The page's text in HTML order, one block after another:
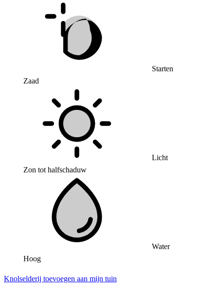
Starten
Zaad
Licht
Zon tot halfschaduw
Water
Hoog
Knolselderij toevoegen aan mijn tuin